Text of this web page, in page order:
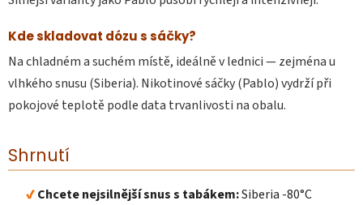
Kde skladovat dózu s sáčky?
Na chladném a suchém místě, ideálně v lednici — zejména u
vlhkého snusu (Siberia). Nikotinové sáčky (Pablo) vydrží při
pokojové teplotě podle data trvanlivosti na obalu.
Shrnutí
Chcete nejsilnější snus s tabákem:Siberia -80°C